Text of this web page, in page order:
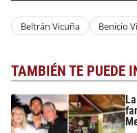
Beltrán Vicuña Benicio
TAMBIÉN TE PUEDE